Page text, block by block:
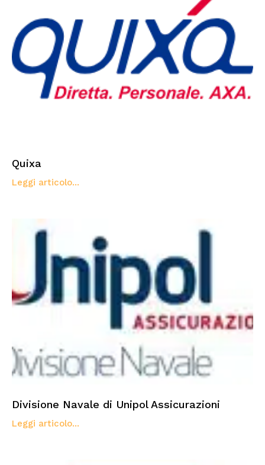
Quixa
Leggi articolo...
Divisione Navale di Unipol Assicurazioni
Leggi articolo...